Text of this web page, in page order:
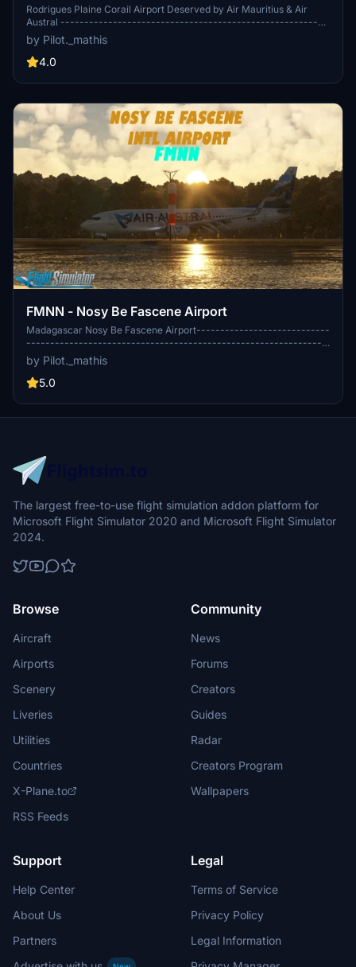
V.0.1.0
Rodrigues Plaine Corail Airport Deserved by Air Mauritius & Air
Austral --------------------------------------------------------
---------------------------------------------------------------
---------------------------------------------------------------
---------------------------------------------------------------
by Pilot._mathis
4.0
FMNN - Nosy Be Fascene Airport
Madagascar Nosy Be Fascene Airport----------------------------
---------------------------------------------------------------
---------------------------------------------------------------
---------------------------------------------------------------
---------------------------------------------------------------
by Pilot._mathis
5.0
The largest free-to-use flight simulation addon platform for
Microsoft Flight Simulator 2020 and Microsoft Flight Simulator
2024.
Browse
Aircraft
Airports
Scenery
Liveries
Utilities
Countries
X-Plane.to
RSS Feeds
Community
News
Forums
Creators
Guides
Radar
Creators Program
Wallpapers
Support
Help Center
About Us
Partners
Legal
Terms of Service
Privacy Policy
Legal Information